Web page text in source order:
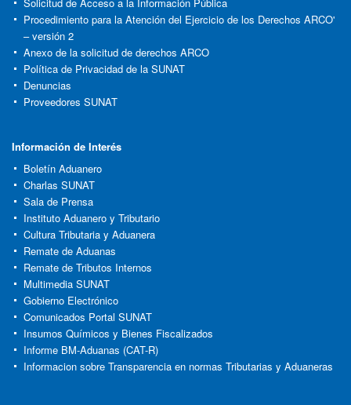
Procedimiento para la Atención del Ejercicio de los Derechos ARCO'
– versión 2
Anexo de la solicitud de derechos ARCO
Política de Privacidad de la SUNAT
Denuncias
Proveedores SUNAT
Información de Interés
Boletín Aduanero
Charlas SUNAT
Sala de Prensa
Instituto Aduanero y Tributario
Cultura Tributaria y Aduanera
Remate de Aduanas
Remate de Tributos Internos
Multimedia SUNAT
Gobierno Electrónico
Comunicados Portal SUNAT
Insumos Químicos y Bienes Fiscalizados
Informe BM-Aduanas (CAT-R)
Informacion sobre Transparencia en normas Tributarias y Aduaneras